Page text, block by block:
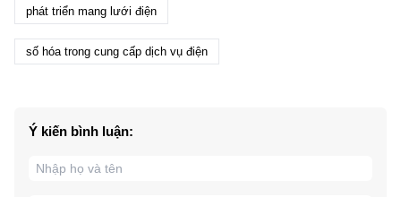
phát triển mang lưới điện
số hóa trong cung cấp dịch vụ điện
Ý kiến bình luận: